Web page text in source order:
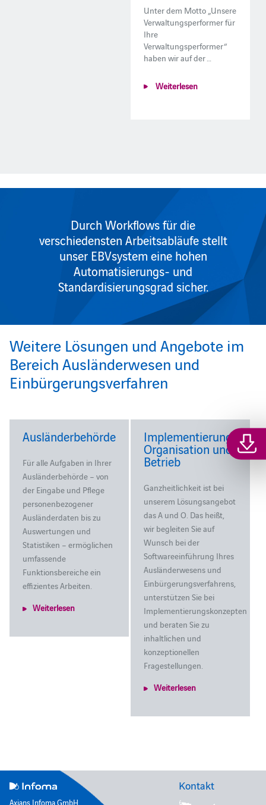
Unter dem Motto „Unsere
Verwaltungsperformer für
Ihre
Verwaltungsperformer“
haben wir auf der …
Weiterlesen
Durch Workflows für die
verschiedensten Arbeitsabläufe stellt
unser EBVsystem eine hohen
Automatisierungs- und
Standardisierungsgrad sicher.
Weitere Lösungen und Angebote im
Bereich Ausländerwesen und
Einbürgerungsverfahren
Ausländerbehörde
Für alle Aufgaben in Ihrer
Ausländerbehörde – von
der Eingabe und Pflege
personenbezogener
Ausländerdaten bis zu
Auswertungen und
Statistiken – ermöglichen
umfassende
Funktionsbereiche ein
effizientes Arbeiten.
Weiterlesen
Implementierung,
Organisation und
Betrieb
Ganzheitlichkeit ist bei
unserem Lösungsangebot
das A und O. Das heißt,
wir begleiten Sie auf
Wunsch bei der
Softwareeinführung Ihres
Ausländerwesens und
Einbürgerungsverfahrens,
unterstützen Sie bei
Implementierungskonzepten
und beraten Sie zu
inhaltlichen und
konzeptionellen
Fragestellungen.
Weiterlesen
Axians Infoma GmbH
Kontakt